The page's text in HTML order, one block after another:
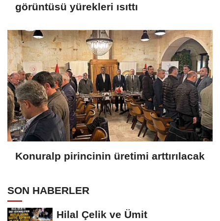
görüntüsü yürekleri ısıttı
Konuralp pirincinin üretimi arttırılacak
SON HABERLER
Hilal Çelik ve Ümit